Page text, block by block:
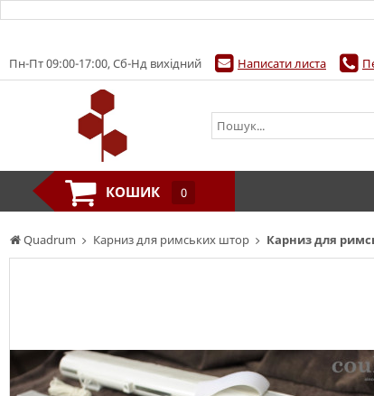
Quadrum Карниз для римських штор Карниз для
Пн-Пт 09:00-17:00, Сб-Нд вихідний Написати листа
КОШИК 0